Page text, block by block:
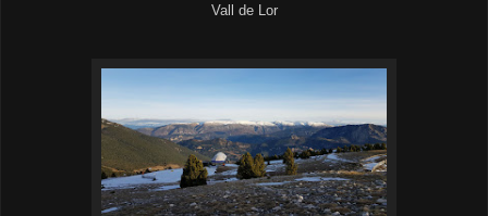
Vall de Lor